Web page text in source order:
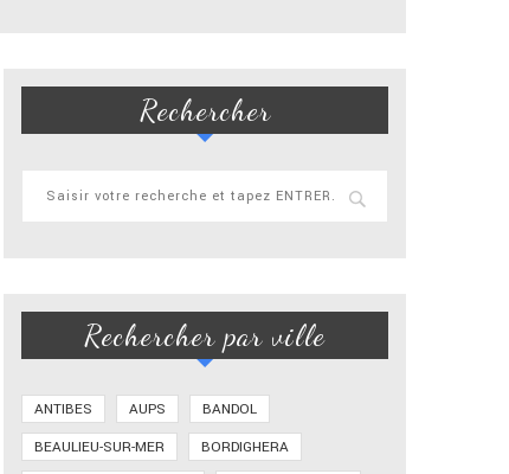
Rechercher
Rechercher par ville
ANTIBES AUPS
BANDOL
BEAULIEU-SUR-MER
BORDIGHERA